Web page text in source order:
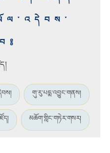
གུ་རུ་པདྨ་འབྱུང་གནས།
མཆོག་གླིང་གཏེར་གསར།